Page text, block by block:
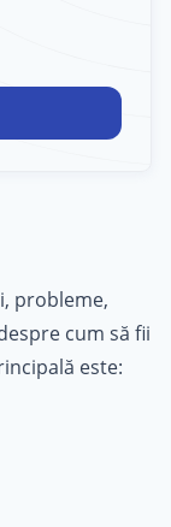
probleme,
cum să fii
este: